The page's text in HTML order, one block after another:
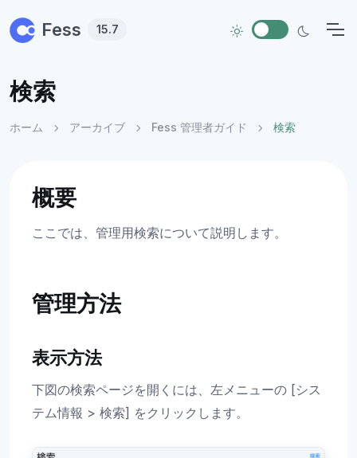
Fess 15.7
検索
ホーム アーカイブ Fess 管理者ガイド 検索
概要
ここでは、管理用検索について説明します。
管理方法
表示方法
下図の検索ページを開くには、左メニューの [シス
テム情報 > 検索] をクリックします。